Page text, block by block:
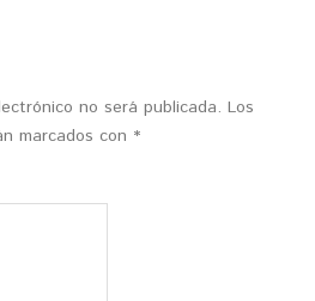
no será publicada. Los
marcados con *